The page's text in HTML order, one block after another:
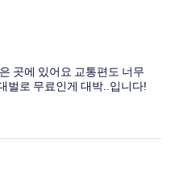
곳에 있어요 교통편도 너무
벌로 무료인게 대박..입니다!